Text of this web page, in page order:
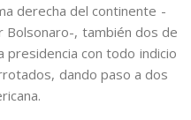
derecha del continente -
Bolsonaro-, también dos de
presidencia con todo indicio
dando paso a dos